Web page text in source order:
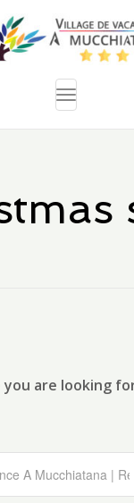
Toggle
you are looking